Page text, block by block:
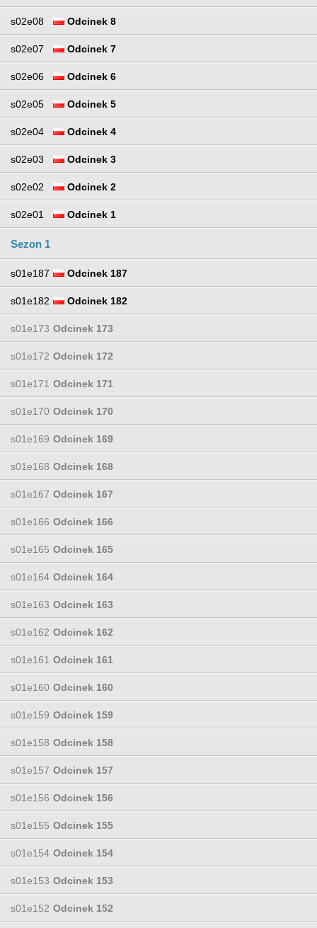
s02e08 Odcinek 8
s02e07 Odcinek 7
s02e06 Odcinek 6
s02e05 Odcinek 5
s02e04 Odcinek 4
s02e03 Odcinek 3
s02e02 Odcinek 2
s02e01 Odcinek 1
Sezon 1
s01e187 Odcinek 187
s01e182 Odcinek 182
s01e173 Odcinek 173
s01e172 Odcinek 172
s01e171 Odcinek 171
s01e170 Odcinek 170
s01e169 Odcinek 169
s01e168 Odcinek 168
s01e167 Odcinek 167
s01e166 Odcinek 166
s01e165 Odcinek 165
s01e164 Odcinek 164
s01e163 Odcinek 163
s01e162 Odcinek 162
s01e161 Odcinek 161
s01e160 Odcinek 160
s01e159 Odcinek 159
s01e158 Odcinek 158
s01e157 Odcinek 157
s01e156 Odcinek 156
s01e155 Odcinek 155
s01e154 Odcinek 154
s01e153 Odcinek 153
s01e152 Odcinek 152